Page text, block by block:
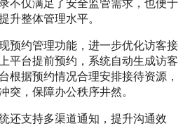
不仅满足了安全监管需求，也便于
升整体管理水平。
预约管理功能，进一步优化访客接
平台提前预约，系统自动生成访客
根据预约情况合理安排接待资源，
突，保障办公秩序井然。
还支持多渠道通知，提升沟通效